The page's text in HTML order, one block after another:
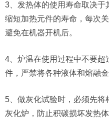
3、发热体的使用寿命取决于
缩短加热元件的寿命，每次
避免在机器开机后。
4、炉温在使用过程中不要超
件，严禁将各种液体和熔融金
5、做灰化试验时，必须先将
灰化炉，防止积碳损坏发热体